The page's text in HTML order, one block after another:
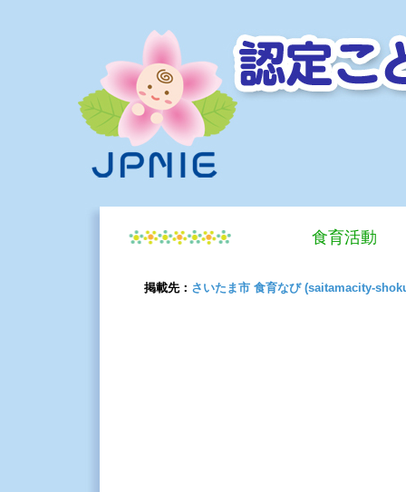
食育活動
掲載先： さいたま市 食育なび (saitamacity-